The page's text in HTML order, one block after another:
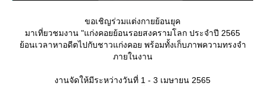
ขอเชิญร่วมแต่งกายย้อนยุค
มาเที่ยวชมงาน "แก่งคอยย้อนรอยสงครามโลก ประจำปี 2565
้อนเวลาหาอดีตไปกับชาวแก่งคอย พร้อมทั้งเก็บภาพความทรงจำ
ภายในงาน
งานจัดให้มีระหว่างวันที่ 1 - 3 เมษายน 2565